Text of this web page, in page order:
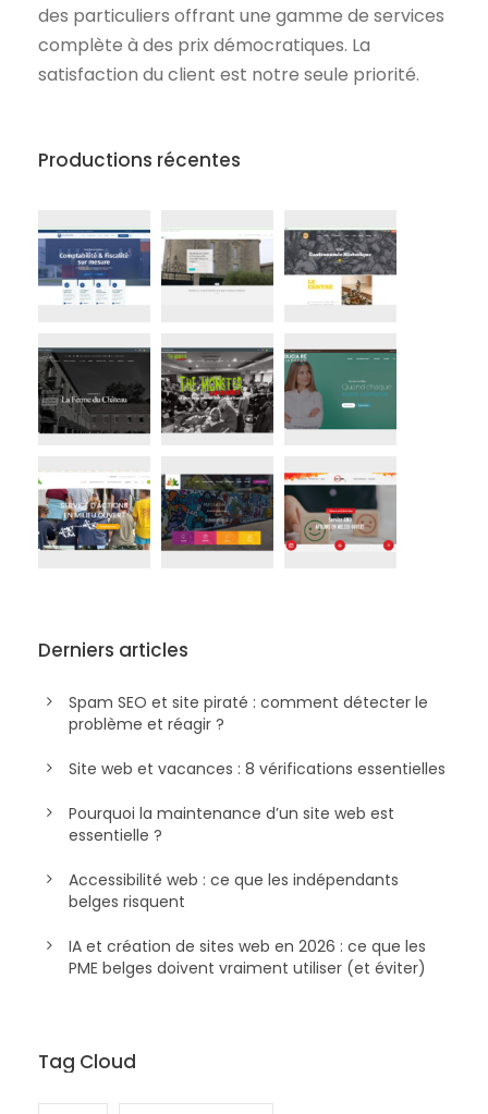
des particuliers offrant une gamme de services
complète à des prix démocratiques. La
satisfaction du client est notre seule priorité.
Productions récentes
Derniers articles
Spam SEO et site piraté : comment détecter le
problème et réagir ?
Site web et vacances : 8 vérifications essentielles
Pourquoi la maintenance d’un site web est
essentielle ?
Accessibilité web : ce que les indépendants
belges risquent
IA et création de sites web en 2026 : ce que les
PME belges doivent vraiment utiliser (et éviter)
Tag Cloud